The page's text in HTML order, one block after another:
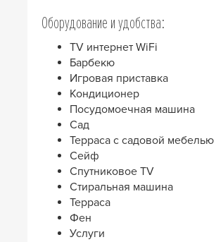
Оборудование и удобства:
TV интернет WiFi
Барбекю
Игровая приставка
Кондиционер
Посудомоечная машина
Сад
Терраса с садовой мебелью
Сейф
Спутниковое TV
Стиральная машина
Терраса
Фен
Услуги